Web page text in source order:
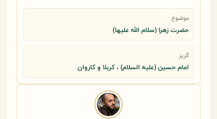
موضوع
حضرت زهرا (سلام الله علیها)
گریز
امام حسین (علیه السلام) ، کربلا و کاروان